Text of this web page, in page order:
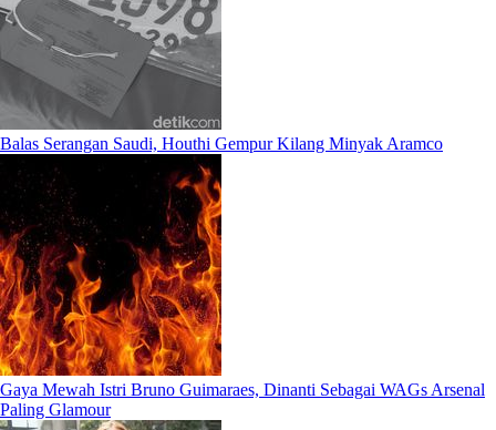
Balas Serangan Saudi, Houthi Gempur Kilang Minyak Aramco
Gaya Mewah Istri Bruno Guimaraes, Dinanti Sebagai WAGs Arsenal
Paling Glamour